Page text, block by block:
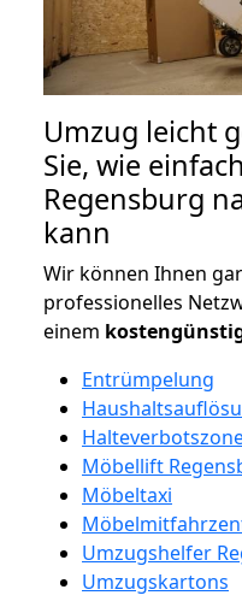
Umzug leicht
Sie, wie
Regensburg
kann
Wir können Ihnen
professionelles
einem
Entrümpelung
Möbellift
Möbeltaxi
Umzugshelfer
Umzugskartons